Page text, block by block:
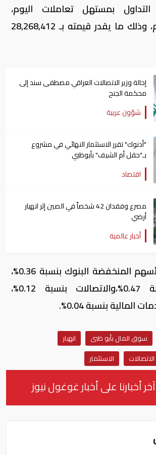
بمستهل تعاملات اليوم،
6,790,646 سهم، وذلك ما يقدر قيمته بـ 28,268,412
إحالة وزير الاتصالات العراقي مصطفى سند إلى
محكمة الجنح
شؤون عربية
"أدنوك" تقرر الاستثمار النهائي في مشروع
بـ"حقل أم الشيف" بأبوظبي
اقتصاد
مصرع وفقدان 42 شخصاً في الصين إثر انهيار
أرضي
أخبار عالمية
وتصدر قائمة الأسهم المنخفضة البنوك بنسبة 0.36%،
والصناعة بنسبة 0.47%،والاتصالات بنسبة 0.12%،
المالية بنسبة 0.04%.
سوق المال بأبو ظبى
انهيار
الاتصالات الاستثمار
أخبارنا على أخبار غوغول نيوز